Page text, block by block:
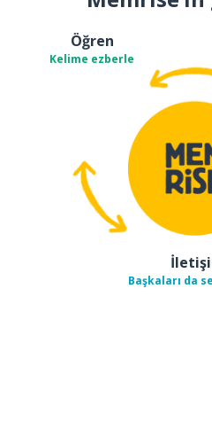
Öğren
Kelime ezberle
Başkaları da